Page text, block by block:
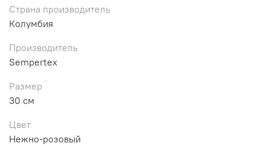
Страна производитель
Колумбия
Производитель
Sempertex
Размер
30 см
Цвет
Нежно-розовый